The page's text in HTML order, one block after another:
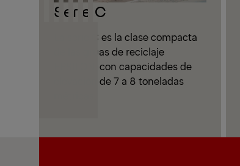
Serie C
La serie C es la clase compacta
de las grúas de reciclaje
EPSILON, con capacidades de
elevación de 7 a 8 toneladas